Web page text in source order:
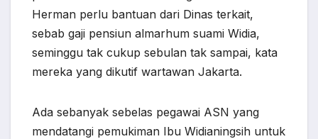
Herman perlu bantuan dari Dinas terkait,
sebab gaji pensiun almarhum suami Widia,
seminggu tak cukup sebulan tak sampai, kata
mereka yang dikutif wartawan Jakarta.
Ada sebanyak sebelas pegawai ASN yang
mendatangi pemukiman Ibu Widianingsih untuk